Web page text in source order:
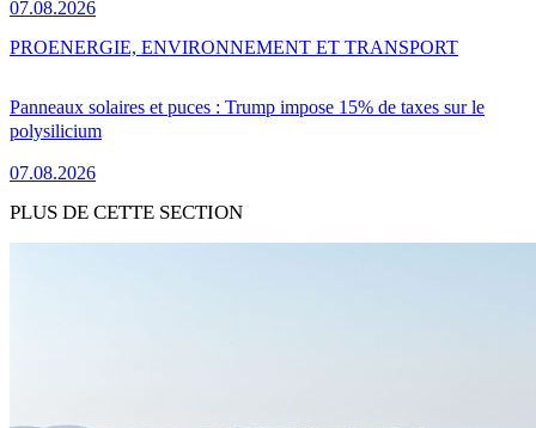
07.08.2026
Panneaux solaires et puces : Trump impose 15% de taxes sur le
polysilicium
07.08.2026
PROENERGIE, ENVIRONNEMENT ET TRANSPORT
PLUS DE CETTE SECTION